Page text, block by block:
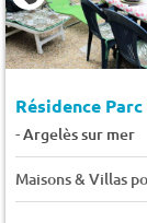
Résidence
-Argelès sur mer